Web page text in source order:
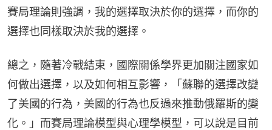
賽局理論則強調，我的選擇取決於你的選擇，而你的
選擇也同樣取決於我的選擇。
總之，隨著冷戰結束，國際關係學界更加關注國家如
何做出選擇，以及如何相互影響，「蘇聯的選擇改變
了美國的行為，美國的行為也反過來推動俄羅斯的變
化。」而賽局理論模型與心理學模型，可以說是目前